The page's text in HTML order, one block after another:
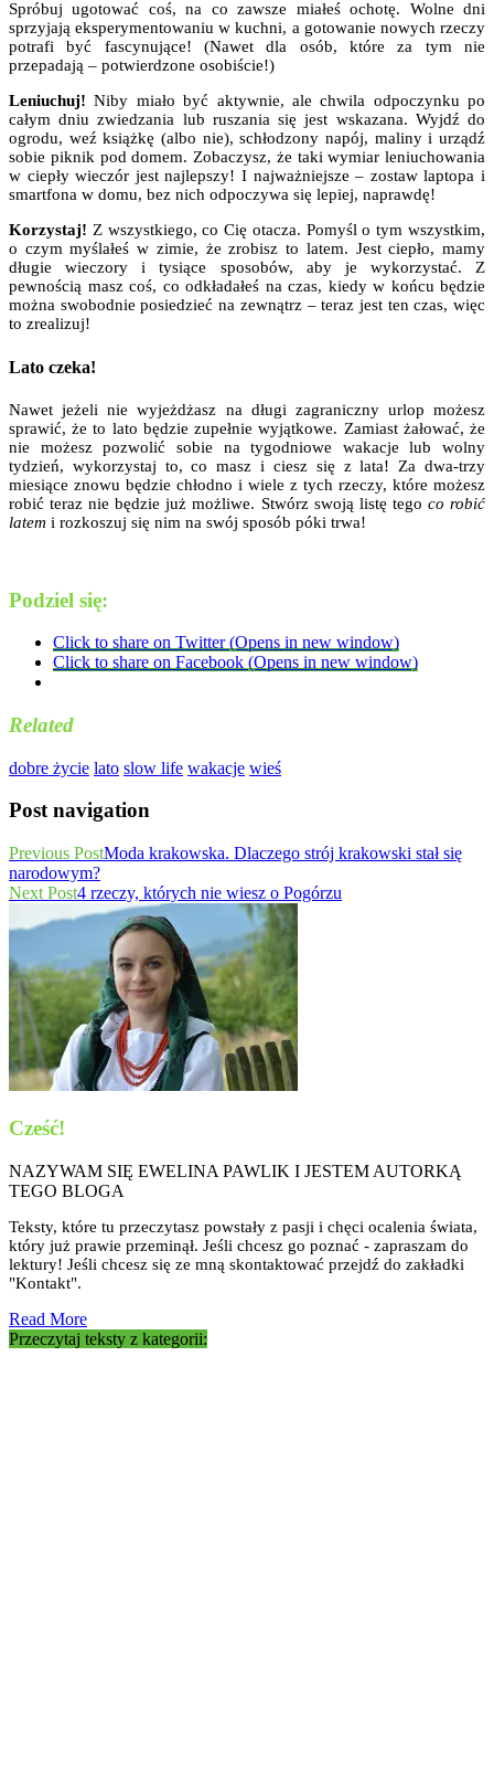
Spróbuj ugotować coś, na co zawsze miałeś ochotę. Wolne dni
sprzyjają eksperymentowaniu w kuchni, a gotowanie nowych rzeczy
potrafi być fascynujące! (Nawet dla osób, które za tym nie
przepadają – potwierdzone osobiście!)
Leniuchuj! Niby miało być aktywnie, ale chwila odpoczynku po
całym dniu zwiedzania lub ruszania się jest wskazana. Wyjdź do
ogrodu, weź książkę (albo nie), schłodzony napój, maliny i urządź
sobie piknik pod domem. Zobaczysz, że taki wymiar leniuchowania
w ciepły wieczór jest najlepszy! I najważniejsze – zostaw laptopa i
smartfona w domu, bez nich odpoczywa się lepiej, naprawdę!
Korzystaj! Z wszystkiego, co Cię otacza. Pomyśl o tym wszystkim,
o czym myślałeś w zimie, że zrobisz to latem. Jest ciepło, mamy
długie wieczory i tysiące sposobów, aby je wykorzystać. Z
pewnością masz coś, co odkładałeś na czas, kiedy w końcu będzie
można swobodnie posiedzieć na zewnątrz – teraz jest ten czas, więc
to zrealizuj!
Lato czeka!
Nawet jeżeli nie wyjeżdżasz na długi zagraniczny urlop możesz
sprawić, że to lato będzie zupełnie wyjątkowe. Zamiast żałować, że
nie możesz pozwolić sobie na tygodniowe wakacje lub wolny
tydzień, wykorzystaj to, co masz i ciesz się z lata! Za dwa-trzy
miesiące znowu będzie chłodno i wiele z tych rzeczy, które możesz
robić teraz nie będzie już możliwe. Stwórz swoją listę tego co robić
latem i rozkoszuj się nim na swój sposób póki trwa!
Podziel się:
Click to share on Twitter (Opens in new window)
Click to share on Facebook (Opens in new window)
Related
dobre życie lato slow life wakacje wieś
Post navigation
Previous PostModa krakowska. Dlaczego strój krakowski stał się
narodowym?
Next Post4 rzeczy, których nie wiesz o Pogórzu
Cześć!
NAZYWAM SIĘ EWELINA PAWLIK I JESTEM AUTORKĄ
TEGO BLOGA
Teksty, które tu przeczytasz powstały z pasji i chęci ocalenia świata,
który już prawie przeminął. Jeśli chcesz go poznać - zapraszam do
lektury! Jeśli chcesz się ze mną skontaktować przejdź do zakładki
"Kontakt".
Read More
Przeczytaj teksty z kategorii: